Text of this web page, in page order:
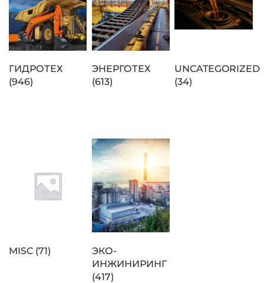
ГИДРОТЕХ
(946)
ЭНЕРГОТЕХ
(613)
UNCATEGORIZED
(34)
MISC (71)
ЭКО-
ИНЖИНИРИНГ
(417)